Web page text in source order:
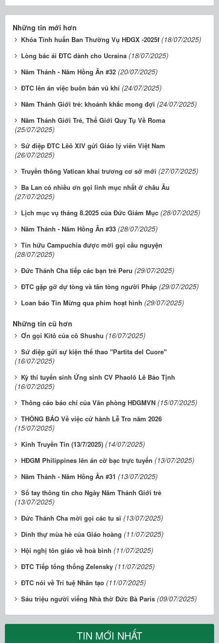
Những tin mới hơn
Khóa Tĩnh huấn Ban Thường Vụ HĐGX -2025f (18/07/2025)
Lòng bác ái ĐTC dành cho Ucraina (18/07/2025)
Năm Thánh - Năm Hồng Ân #32 (20/07/2025)
ĐTC lên án việc buôn bán vũ khí (24/07/2025)
Năm Thánh Giới trẻ: khoảnh khắc mong đợi (24/07/2025)
Năm Thánh Giới Trẻ, Thế Giới Quy Tụ Về Roma
(25/07/2025)
Sứ điệp ĐTC Lêô XIV gửi Giáo lý viên Việt Nam
(26/07/2025)
Truyền thông Vatican khai trương cơ sở mới (27/07/2025)
Ba Lan có nhiều ơn gọi linh mục nhất ở châu Âu
(27/07/2025)
Lịch mục vụ tháng 8.2025 của Đức Giám Mục (28/07/2025)
Năm Thánh - Năm Hồng Ân #33 (28/07/2025)
Tín hữu Campuchia được mời gọi cầu nguyện
(28/07/2025)
Đức Thánh Cha tiếp các bạn trẻ Peru (29/07/2025)
ĐTC gặp gỡ dự tòng và tân tòng người Pháp (29/07/2025)
Loan báo Tin Mừng qua phim hoạt hình (29/07/2025)
Những tin cũ hơn
Ơn gọi Kitô của cô Shushu (16/07/2025)
Sứ điệp gửi sự kiện thể thao "Partita del Cuore"
(16/07/2025)
Kỳ thi tuyển sinh Ứng sinh CV Phaolô Lê Bảo Tịnh
(16/07/2025)
Thông cáo báo chí của Văn phòng HĐGMVN (15/07/2025)
THÔNG BÁO Về việc cử hành Lễ Tro năm 2026
(15/07/2025)
Kinh Truyền Tin (13/7/2025) (14/07/2025)
HĐGM Philippines lên án cờ bạc trực tuyến (13/07/2025)
Năm Thánh - Năm Hồng Ân #31 (13/07/2025)
Sổ tay thông tin cho Ngày Năm Thánh Giới trẻ
(13/07/2025)
Đức Thánh Cha mời gọi các tu sĩ (13/07/2025)
Dinh thự mùa hè của Giáo hoàng (11/07/2025)
Hội nghị tôn giáo về hoà bình (11/07/2025)
ĐTC Tiếp tổng thống Zelensky (11/07/2025)
ĐTC nói về Trí tuệ Nhân tạo (11/07/2025)
Sáu triệu người viếng Nhà thờ Đức Bà Paris (09/07/2025)
TIN MỚI NHẤT